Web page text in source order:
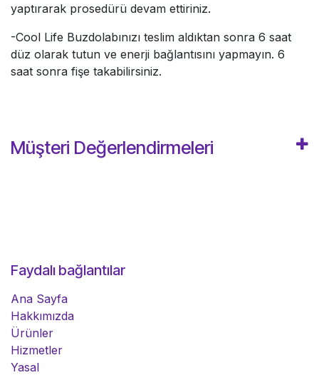
yaptırarak prosedürü devam ettiriniz.
-Cool Life Buzdolabınızı teslim aldıktan sonra 6 saat
düz olarak tutun ve enerji bağlantısını yapmayın. 6
saat sonra fişe takabilirsiniz.
Müşteri Değerlendirmeleri
Faydalı bağlantılar
Ana Sayfa
Hakkımızda
Ürünler
Hizmetler
Yasal